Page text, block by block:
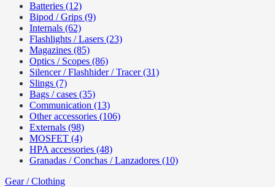
Batteries (12)
Bipod / Grips (9)
Internals (62)
Flashlights / Lasers (23)
Magazines (85)
Optics / Scopes (86)
Silencer / Flashhider / Tracer (31)
Slings (7)
Bags / cases (35)
Communication (13)
Other accessories (106)
Externals (98)
MOSFET (4)
HPA accessories (48)
Granadas / Conchas / Lanzadores (10)
Gear / Clothing